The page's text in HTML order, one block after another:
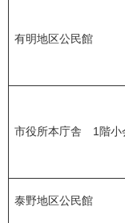
有明地区公民館
市役所本庁舎 1階小
泰野地区公民館